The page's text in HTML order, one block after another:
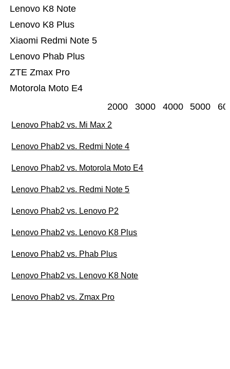
Motorola Moto E4
ZTE Zmax Pro
Lenovo Phab Plus
Xiaomi Redmi Note 5
Lenovo K8 Plus
Lenovo K8 Note
2000 3000 4000 5000
Lenovo Phab2 vs. Mi Max 2
Lenovo Phab2 vs. Redmi Note 4
Lenovo Phab2 vs. Motorola Moto E4
Lenovo Phab2 vs. Redmi Note 5
Lenovo Phab2 vs. Lenovo P2
Lenovo Phab2 vs. Lenovo K8 Plus
Lenovo Phab2 vs. Phab Plus
Lenovo Phab2 vs. Lenovo K8 Note
Lenovo Phab2 vs. Zmax Pro